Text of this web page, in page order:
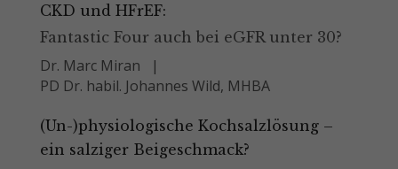
CKD und HFrEF:
Fantastic Four auch bei eGFR unter 30?
Dr. Marc Miran
PD Dr. habil. Johannes Wild, MHBA
(Un-)physiologische Kochsalzlösung –
ein salziger Beigeschmack?